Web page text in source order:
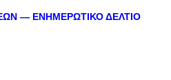
— ΕΝΗΜΕΡΩΤΙΚΟ ΔΕΛΤΙΟ